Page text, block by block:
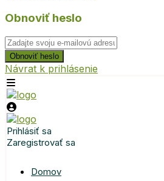
Obnoviť heslo
Obnoviť heslo
Návrat k prihlásenie
Prihlásiť sa
Zaregistrovať sa
Domov